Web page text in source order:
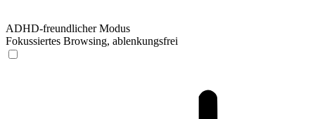
ADHD-freundlicher Modus
Fokussiertes Browsing, ablenkungsfrei